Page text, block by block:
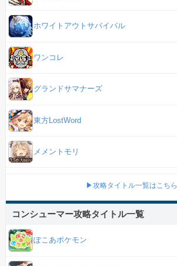
ホワイトアウトサバイバル
ワンコレ
グランドサマナーズ
東方LostWord
メメントモリ
▶攻略タイトル一覧はこちら
コンシューマー攻略タイトル一覧
ぽこあポケモン